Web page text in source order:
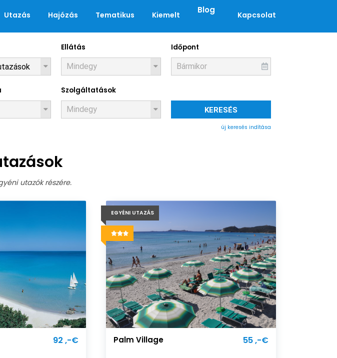
Utazás Hajózás Tematikus Kiemelt Blog Kapcsolat
Ellátás Időpont
Szolgáltatások
KERESÉS
új keresés indítása
utazók részére.
92 ,-€
EGYÉNI UTAZÁS
Palm Village 55 ,-€